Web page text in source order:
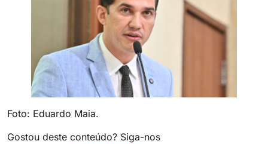
Foto: Eduardo Maia.
Gostou deste conteúdo? Siga-nos